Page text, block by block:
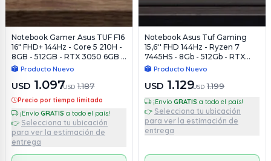
Notebook Gamer Asus TUF F16
16" FHD+ 144Hz - Core 5 210H -
8GB - 512GB - RTX 3050 6GB -
Win11Producto Nuevo
USD 1.097USD 1.187
Precio por tiempo limitado
¡Envío GRATIS
a todo el país!
👉 Selecciona tu ubicación
para ver la estimación de
entrega
Notebook Asus Tuf Gaming
15,6'' FHD 144Hz - Ryzen 7
7445HS - 8Gb - 512Gb - RTX
3050 4Gb - Win11
Producto Nuevo
USD 1.129USD 1.199
¡Envío GRATIS
a todo el país!
👉 Selecciona tu ubicación
para ver la estimación de
entrega